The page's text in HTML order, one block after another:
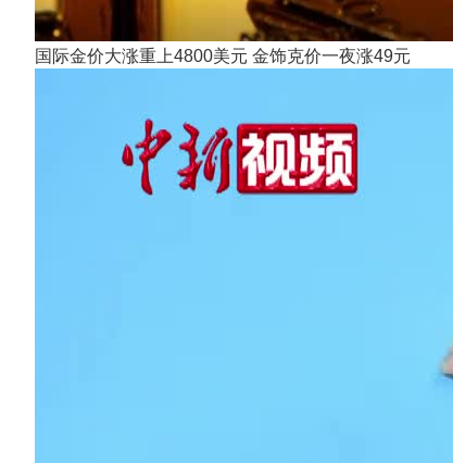
国际金价大涨重上4800美元 金饰克价一夜涨49元